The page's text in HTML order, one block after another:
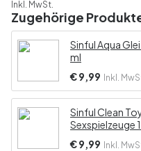
Inkl. MwSt.
Zugehörige
Sinful Aqua
ml
€ 9,99 Inkl.
Sinful Clean
Sexspielzeuge
€ 9,99 Inkl.